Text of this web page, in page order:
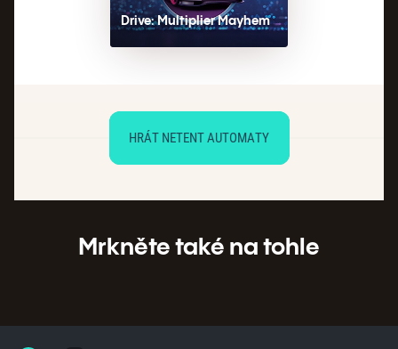
Drive: Multiplier Mayhem
HRÁT NETENT AUTOMATY
Mrkněte také na tohle